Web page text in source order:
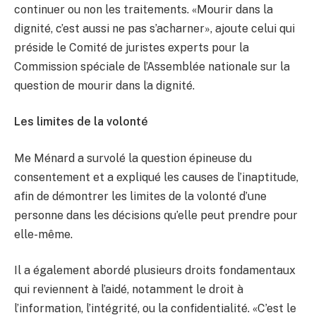
continuer ou non les traitements. «Mourir dans la
dignité, c’est aussi ne pas s’acharner», ajoute celui qui
préside le Comité de juristes experts pour la
Commission spéciale de l’Assemblée nationale sur la
question de mourir dans la dignité.
Les limites de la volonté
Me Ménard a survolé la question épineuse du
consentement et a expliqué les causes de l’inaptitude,
afin de démontrer les limites de la volonté d’une
personne dans les décisions qu’elle peut prendre pour
elle-même.
Il a également abordé plusieurs droits fondamentaux
qui reviennent à l’aidé, notamment le droit à
l’information, l’intégrité, ou la confidentialité. «C’est le